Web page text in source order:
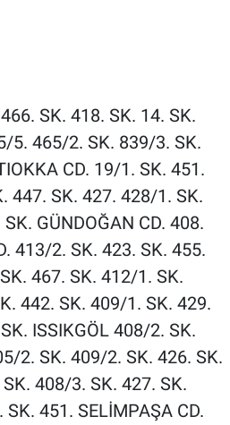
SK. 418. SK. 14. SK.
5. 465/2. SK. 839/3. SK.
CD. 19/1. SK. 451.
447. SK. 427. 428/1. SK.
GÜNDOĞAN CD. 408.
413/2. SK. 423. SK. 455.
467. SK. 412/1. SK.
442. SK. 409/1. SK. 429.
ISSIKGÖL 408/2. SK.
2. SK. 409/2. SK. 426. SK.
408/3. SK. 427. SK.
451. SELİMPAŞA CD.